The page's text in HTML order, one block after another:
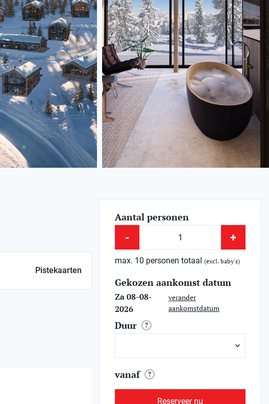
Pistekaarten
Aantal personen
- +
max. 10 personen totaal(excl. baby's)
Gekozen aankomst datum
Za 08-08-
2026
verander
aankomstdatum
Duur ?
vanaf ?
Reserveer nu